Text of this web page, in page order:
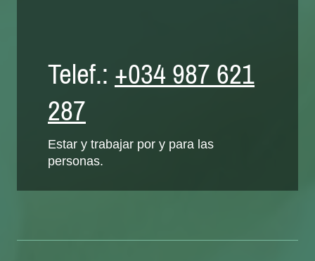
Telef.: +034 987 621
287
Estar y trabajar por y para las
personas.